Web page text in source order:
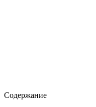
Содержание